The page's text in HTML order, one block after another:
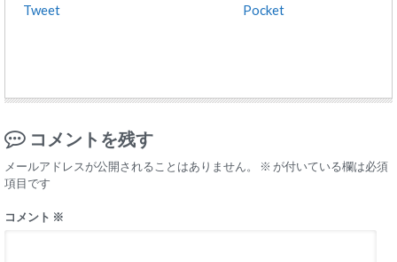
Tweet Pocket
コメントを残す
メールアドレスが公開されることはありません。 ※ が付いている欄は必須
項目です
コメント ※